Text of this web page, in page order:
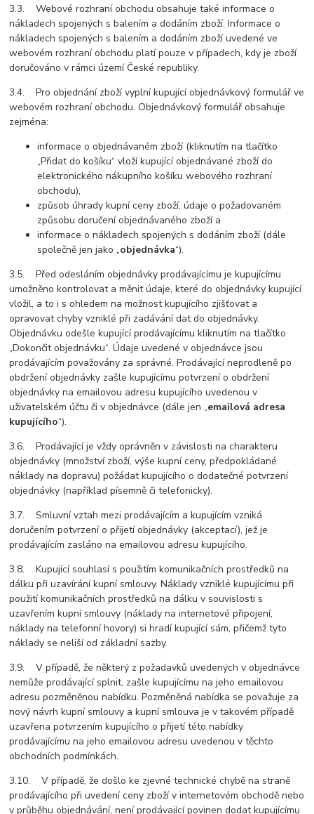
3.3. Webové rozhraní obchodu obsahuje také informace o
nákladech spojených s balením a dodáním zboží. Informace o
nákladech spojených s balením a dodáním zboží uvedené ve
webovém rozhraní obchodu platí pouze v případech, kdy je zboží
doručováno v rámci území České republiky.
3.4. Pro objednání zboží vyplní kupující objednávkový formulář ve
webovém rozhraní obchodu. Objednávkový formulář obsahuje
zejména:
informace o objednávaném zboží (kliknutím na tlačítko
„Přidat do košíku“ vloží kupující objednávané zboží do
elektronického nákupního košíku webového rozhraní
obchodu),
způsob úhrady kupní ceny zboží, údaje o požadovaném
způsobu doručení objednávaného zboží a
informace o nákladech spojených s dodáním zboží (dále
společně jen jako „objednávka“).
3.5. Před odesláním objednávky prodávajícímu je kupujícímu
umožněno kontrolovat a měnit údaje, které do objednávky kupující
vložil, a to i s ohledem na možnost kupujícího zjišťovat a
opravovat chyby vzniklé při zadávání dat do objednávky.
Objednávku odešle kupující prodávajícímu kliknutím na tlačítko
„Dokončit objednávku“. Údaje uvedené v objednávce jsou
prodávajícím považovány za správné. Prodávající neprodleně po
obdržení objednávky zašle kupujícímu potvrzení o obdržení
objednávky na emailovou adresu kupujícího uvedenou v
uživatelském účtu či v objednávce (dále jen „emailová adresa
kupujícího“).
3.6. Prodávající je vždy oprávněn v závislosti na charakteru
objednávky (množství zboží, výše kupní ceny, předpokládané
náklady na dopravu) požádat kupujícího o dodatečné potvrzení
objednávky (například písemně či telefonicky).
3.7. Smluvní vztah mezi prodávajícím a kupujícím vzniká
doručením potvrzení o přijetí objednávky (akceptací), jež je
prodávajícím zasláno na emailovou adresu kupujícího.
3.8. Kupující souhlasí s použitím komunikačních prostředků na
dálku při uzavírání kupní smlouvy. Náklady vzniklé kupujícímu při
použití komunikačních prostředků na dálku v souvislosti s
uzavřením kupní smlouvy (náklady na internetové připojení,
náklady na telefonní hovory) si hradí kupující sám, přičemž tyto
náklady se neliší od základní sazby.
3.9. V případě, že některý z požadavků uvedených v objednávce
nemůže prodávající splnit, zašle kupujícímu na jeho emailovou
adresu pozměněnou nabídku. Pozměněná nabídka se považuje za
nový návrh kupní smlouvy a kupní smlouva je v takovém případě
uzavřena potvrzením kupujícího o přijetí této nabídky
prodávajícímu na jeho emailovou adresu uvedenou v těchto
obchodních podmínkách.
3.10. V případě, že došlo ke zjevné technické chybě na straně
prodávajícího při uvedení ceny zboží v internetovém obchodě nebo
v průběhu objednávání, není prodávající povinen dodat kupujícímu